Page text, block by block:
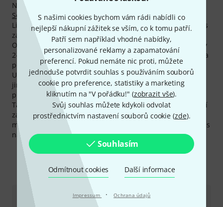
S našimi cookies bychom vám rádi nabídli co
nejlepší nákupní zážitek se vším, co k tomu patří.
Patří sem například vhodné nabídky,
personalizované reklamy a zapamatování
preferencí. Pokud nemáte nic proti, můžete
jednoduše potvrdit souhlas s používáním souborů
cookie pro preference, statistiky a marketing
kliknutím na "V pořádku!" (zobrazit vše).
Svůj souhlas můžete kdykoli odvolat
prostřednictvím nastavení souborů cookie (zde).
Souhlasím
Odmítnout cookies Další informace
Impressum · Ochrana údajů
Náš aktuální bestseller se nazývá
Soprano Sax 6*. Absolutním trhákem mezi produkty Otto
Link je Otto Link Tone Edge Tenor Sax 6. Zákazníci už u nás
zakoupili více než 1.000 ks.
Otto Link poskytuje svým zákazníkům na všechny produkty
2-letou záruku. My tuto záruku prodlužujeme o jeden rok a
poskytujeme našim zákazníkům plné tři roky záruky.
U Thomanna koupíte produkty Otto Link výhodněji než
jinde. Jen za poslední tři měsíce jsme snížili ceny 27
produktů tohoto výrobce.
Také na produkty Otto Link Vám poskytujeme naši 30denní
záruku vrácení peněz, 3letou záruku firmy Thomann a
mnoho dalších služeb, jako kompententní odborníky, servis
na místě, financování a mnoho dalšího.
Kontaktujte nás
Zákaznický servis - Česko